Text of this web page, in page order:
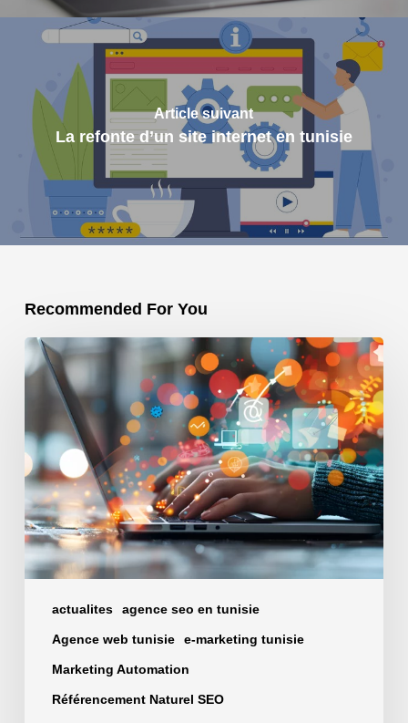
Article suivant
La refonte d’un site internet en tunisie
Recommended For You
actualites agence seo en tunisie
Agence web tunisie e-marketing tunisie
Marketing Automation
Référencement Naturel SEO
Comment
une
agence
marketing
Tunisie
peut
attirer
plus
de